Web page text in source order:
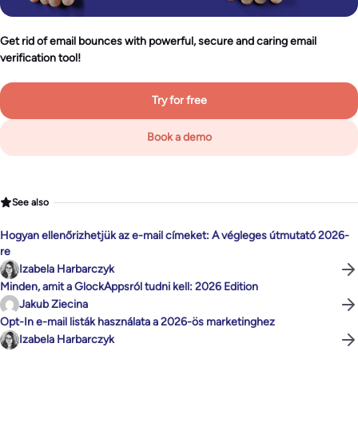
Get rid of email bounces with powerful, secure and caring email
verification tool!
Try for free
Book a demo
See also
Hogyan ellenőrizhetjük az e-mail címeket: A végleges útmutató 2026-
re
Izabela Harbarczyk
Minden, amit a GlockAppsról tudni kell: 2026 Edition
Jakub Ziecina
Opt-In e-mail listák használata a 2026-ös marketinghez
Izabela Harbarczyk